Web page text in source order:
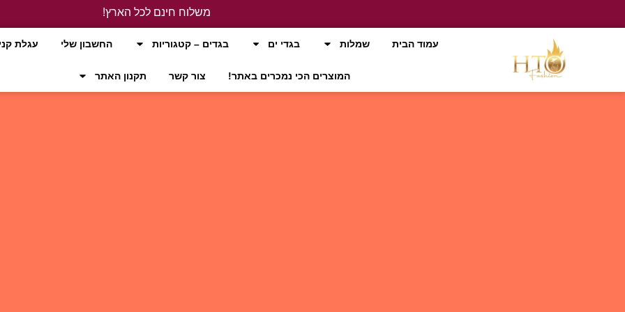
משלוח חינם לכל הארץ!
עמוד הבית
שמלות בגדי ים בגדים – קטגוריות החשבון שלי עגלת
המוצרים הכי נמכרים באתר! צור קשר תקנון האתר